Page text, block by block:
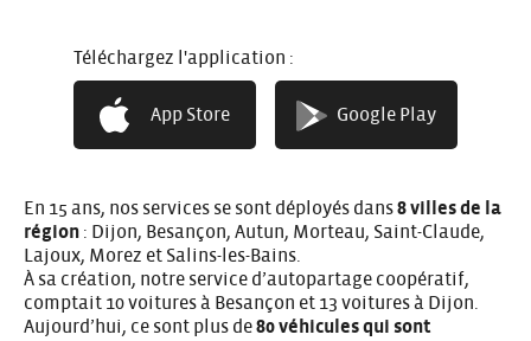
Téléchargez l'application :
App Store Google Play
L’autopartage au cœur de la
En 15 ans, nos services se sont déployés dans8 villes de la
région : Dijon, Besançon, Autun, Morteau, Saint-Claude,
Lajoux, Morez et Salins-les-Bains.
À sa création, notre service d’autopartage coopératif,
comptait 10 voitures à Besançon et 13 voitures à Dijon.
Aujourd’hui, ce sont plus de80 véhicules qui sont